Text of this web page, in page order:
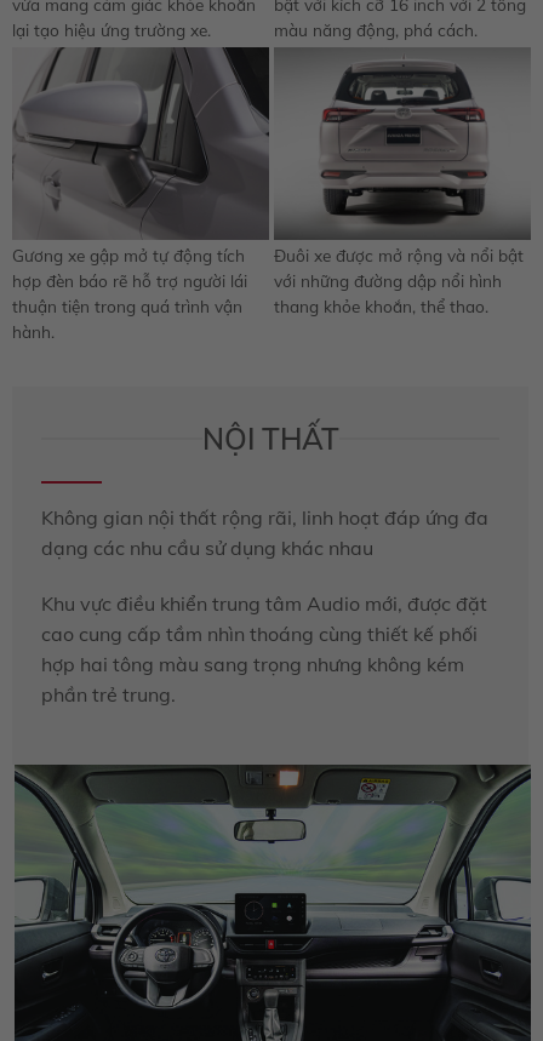
lại tạo hiệu ứng trường xe.
màu năng động, phá cách.
Gương xe gập mở tự động tích
hợp đèn báo rẽ hỗ trợ người lái
thuận tiện trong quá trình vận
hành.
Đuôi xe được mở rộng và nổi bật
với những đường dập nổi hình
thang khỏe khoắn, thể thao.
NỘI THẤT
Không gian nội thất rộng rãi, linh hoạt đáp ứng đa
dạng các nhu cầu sử dụng khác nhau
Khu vực điều khiển trung tâm Audio mới, được đặt
cao cung cấp tầm nhìn thoáng cùng thiết kế phối
hợp hai tông màu sang trọng nhưng không kém
phần trẻ trung.